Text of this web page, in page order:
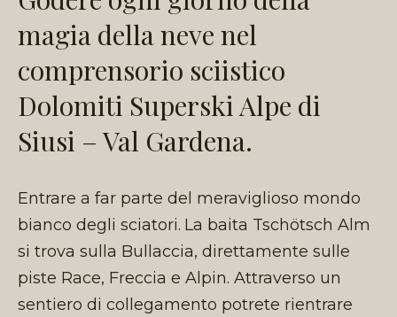
magia della neve nel
comprensorio sciistico
Dolomiti Superski Alpe di
Siusi – Val Gardena.
Entrare a far parte del meraviglioso mondo
bianco degli sciatori. La baita Tschötsch Alm
si trova sulla Bullaccia, direttamente sulle
piste Race, Freccia e Alpin. Attraverso un
sentiero di collegamento potrete rientrare